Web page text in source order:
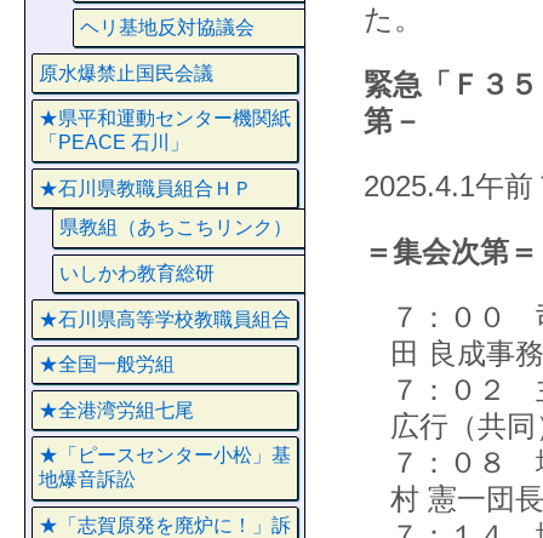
た。
緊急「Ｆ３
第－
2025.4.1午
＝集会次第＝
７：０
田 良成事
７：０
広行（共
７：０
村 憲一団長
ヘリ基地反対協議会
原水爆禁止国民会議
★県平和運動センター機関紙
「PEACE 石川」
★石川県教職員組合ＨＰ
県教組（あちこちリンク）
いしかわ教育総研
★石川県高等学校教職員組合
★全国一般労組
★全港湾労組七尾
★「ピースセンター小松」基
地爆音訴訟
★「志賀原発を廃炉に！」訴